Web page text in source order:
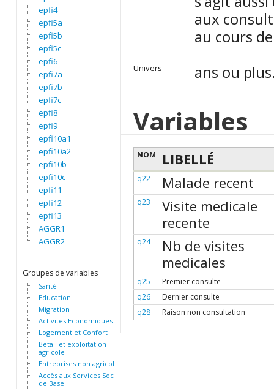
epfi4
epfi5a
epfi5b
epfi5c
epfi6
epfi7a
epfi7b
epfi7c
epfi8
epfi9
epfi10a1
epfi10a2
epfi10b
epfi10c
epfi11
epfi12
epfi13
AGGR1
AGGR2
Groupes de variables
Santé
Education
Migration
Activités Economiques
Logement et Confort
Bétail et exploitation
agricole
Entreprises non agricoles
Accès aux Services Sociaux
de Base
aux
au cours
Univers ans ou
Variables
NOM LIBELLÉ
q22 Malade recent
q23
Visite medicale
recente
q24
Nb de visites
medicales
q25
Premier consulte
q26
Dernier consulte
q28
Raison non consultation